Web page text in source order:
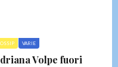
VARIE
Volpe fuori